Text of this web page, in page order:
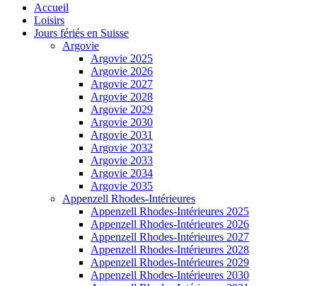
Accueil
Loisirs
Jours fériés en Suisse
Argovie
Argovie 2025
Argovie 2026
Argovie 2027
Argovie 2028
Argovie 2029
Argovie 2030
Argovie 2031
Argovie 2032
Argovie 2033
Argovie 2034
Argovie 2035
Appenzell Rhodes-Intérieures
Appenzell Rhodes-Intérieures 2025
Appenzell Rhodes-Intérieures 2026
Appenzell Rhodes-Intérieures 2027
Appenzell Rhodes-Intérieures 2028
Appenzell Rhodes-Intérieures 2029
Appenzell Rhodes-Intérieures 2030